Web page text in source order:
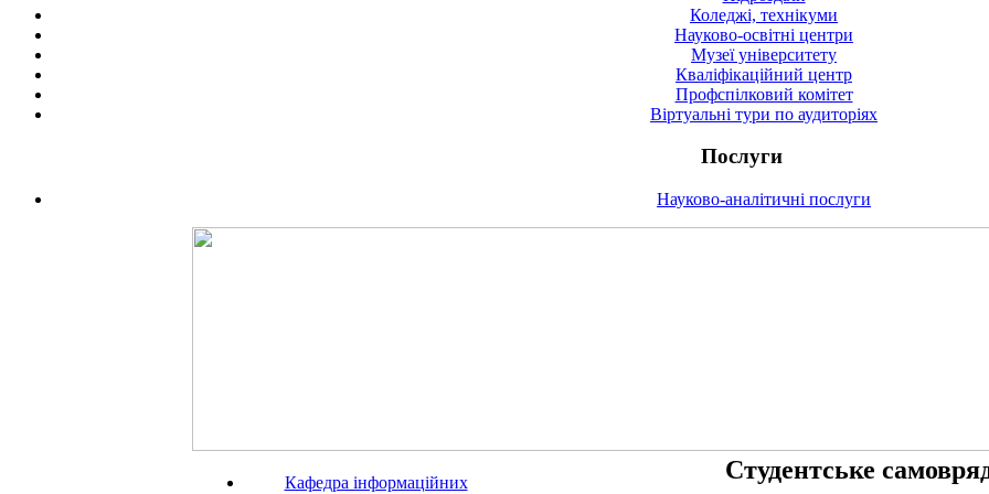
Коледжі, технікуми
Науково-освітні центри
Музеї університету
Кваліфікаційний центр
Профспілковий комітет
Віртуальні тури по аудиторіях
Послуги
Науково-аналітичні послуги
Кафедра iнформаційних
Студентське